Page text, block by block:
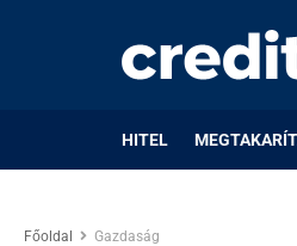
HITEL
Főoldal Gazdaság